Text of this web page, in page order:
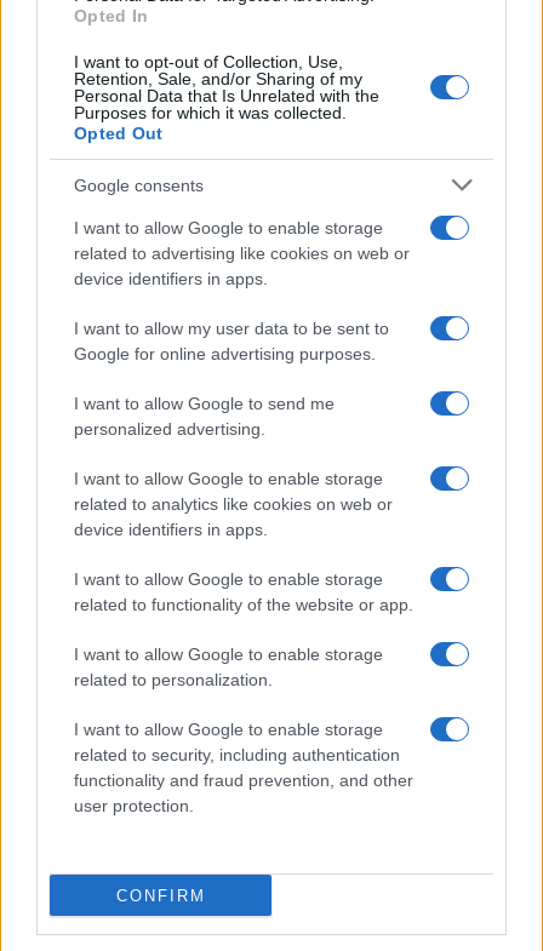
Opted In
I want to opt-out of Collection, Use,
Retention, Sale, and/or Sharing of my
Personal Data that Is Unrelated with the
Purposes for which it was collected.
Opted Out
Google consents
I want to allow Google to enable storage
related to advertising like cookies on web or
device identifiers in apps.
I want to allow my user data to be sent to
Google for online advertising purposes.
I want to allow Google to send me
personalized advertising.
I want to allow Google to enable storage
related to analytics like cookies on web or
device identifiers in apps.
I want to allow Google to enable storage
related to functionality of the website or app.
I want to allow Google to enable storage
related to personalization.
I want to allow Google to enable storage
related to security, including authentication
functionality and fraud prevention, and other
user protection.
CONFIRM
Bin Szalmán egy pszichopata!
Egy különleges családi járattal 140 új
alijázó érkezett Izraelbe